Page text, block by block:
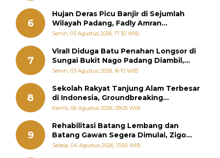
6
Hujan Deras Picu Banjir di Sejumlah
Wilayah Padang, Fadly Amran
Perintahkan OPD Siaga
Senin, 03 Agustus 2026, 17:30 WIB
7
Viral! Diduga Batu Penahan Longsor di
Sungai Bukit Nago Padang Diambil,
Warga Khawatir Bencana Terulang
Senin, 03 Agustus 2026, 16:10 WIB
8
Sekolah Rakyat Tanjung Alam Terbesar
di Indonesia, Groundbreaking
September
Kamis, 06 Agustus 2026, 09:05 WIB
9
Rehabilitasi Batang Lembang dan
Batang Gawan Segera Dimulai, Zigo
Rolanda Pastikan Proyek Berjalan
Selasa, 04 Agustus 2026, 13:00 WIB